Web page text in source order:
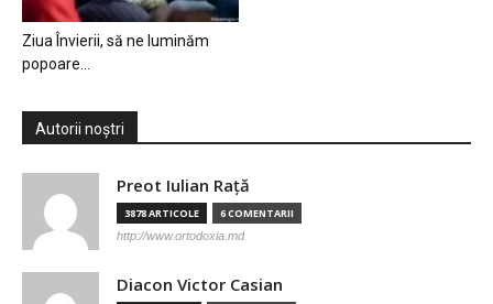
Ziua Învierii, să ne luminăm
popoare…
Autorii noștri
Preot Iulian Raţă
3878 ARTICOLE 6 COMENTARII
http://www.ortodoxia.md
Diacon Victor Casian